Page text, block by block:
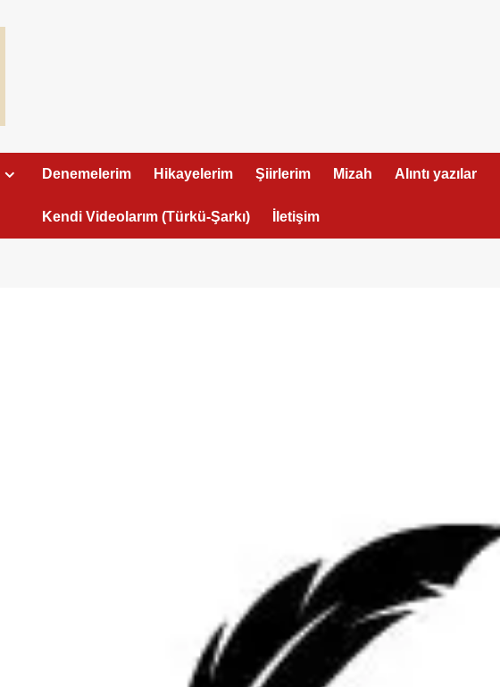
Denemelerim Hikayelerim Şiirlerim Mizah Alıntı yazılar
Kendi Videolarım (Türkü-Şarkı) İletişim